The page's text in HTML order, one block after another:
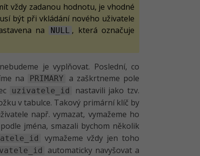
vždy zadanou hodnotu, je vhodné
být při vkládání nového uživatele
na
NULL , která označuje
je vyplňovat. Poslední, co
na PRIMARY
a zaškrtneme pole
uzivatele_id
nastavili jako tzv.
v tabulce. Takový primární klíč by
např. vymazat, vymažeme ho
jména, smazali bychom několik
vymažeme vždy jen toho
automaticky navyšovat a